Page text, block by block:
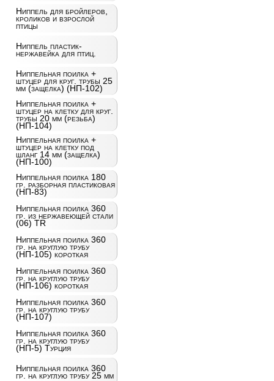
Ниппель для бройлеров,
кроликов и взрослой
птицы
Ниппель пластик-
нержавейка для птиц.
Ниппельная поилка +
штуцер для круг. трубы 25
мм (защелка) (НП-102)
Ниппельная поилка +
штуцер на клетку для круг.
трубы 20 мм (резьба)
(НП-104)
Ниппельная поилка +
штуцер на клетку под
шланг 14 мм (защелка)
(НП-100)
Ниппельная поилка 180
гр. разборная пластиковая
(НП-83)
Ниппельная поилка 360
гр. из нержавеющей стали
(06) TR
Ниппельная поилка 360
гр. на круглую трубу
(НП-105) короткая
Ниппельная поилка 360
гр. на круглую трубу
(НП-106) короткая
Ниппельная поилка 360
гр. на круглую трубу
(НП-107)
Ниппельная поилка 360
гр. на круглую трубу
(НП-5) Турция
Ниппельная поилка 360
гр. на круглую трубу 25 мм